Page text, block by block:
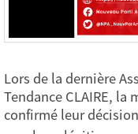
Lors de la dernière
Tendance CLAIRE, la
confirmé leur